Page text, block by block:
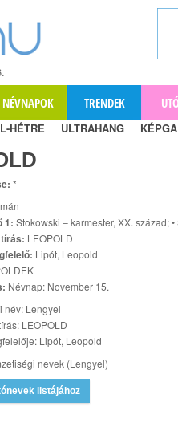
NÉVNAPOK TRENDEK
HÉTRE ULTRAHANG
*
1: Stokowski – karmester, XX. század;
LEOPOLD
Lipót, Leopold
Névnap: November 15.
név: Lengyel
LEOPOLD
Lipót, Leopold
nevek (Lengyel)
listájához